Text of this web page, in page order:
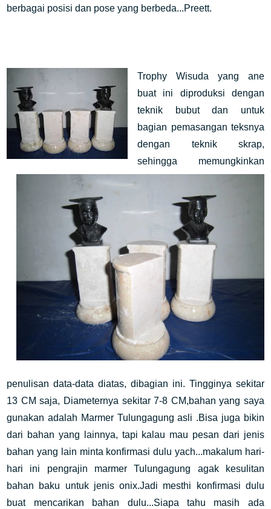
berbagai posisi dan pose yang berbeda...Preett.
Trophy Wisuda yang ane
buat ini diproduksi dengan
teknik bubut dan untuk
bagian pemasangan teksnya
dengan teknik skrap,
sehingga memungkinkan
penulisan data-data diatas, dibagian ini. Tingginya sekitar
13 CM saja, Diameternya sekitar 7-8 CM,bahan yang saya
gunakan adalah Marmer Tulungagung asli .Bisa juga bikin
dari bahan yang lainnya, tapi kalau mau pesan dari jenis
bahan yang lain minta konfirmasi dulu yach...makalum hari-
hari ini pengrajin marmer Tulungagung agak kesulitan
bahan baku untuk jenis onix.Jadi mesthi konfirmasi dulu
buat mencarikan bahan dulu...Siapa tahu masih ada